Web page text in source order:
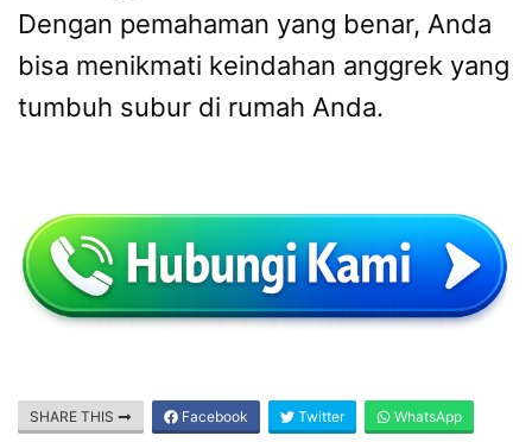
Dengan pemahaman yang benar, Anda
bisa menikmati keindahan anggrek yang
tumbuh subur di rumah Anda.
SHARE THIS Facebook Twitter WhatsApp